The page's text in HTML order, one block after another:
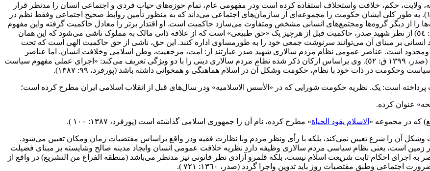
ولایت، حکم، خلافت واستخلاف استفاده کرده است ودر مفهومی عام، تمام حوزه‌های حیات فردی و اجتماعی انسان را مدنظر قرار
داده است وبه‌ صورت‌ مطلق وحقیقی از آن خدا‌ می‌داند (صدر، بی تا: ٩-١٠). به طور کلی ایشان حکومت را مجموعه‌ای از سازمان‌های اجتماعی می‌داند که به منظور تأمین روابط صحیح‌ اجتماعی‌ وفقط نظم در
را از دیگر گروه‌ها ومجتمع‌های انسانی مشخص ومتفاوت می‌سازد حاکمیت است. او اقتدار برتر‌ را‌ معادل حاکمیت گرفته واین مفهوم
را هم در مورد خدا وهم در مورد انسان به کار برده است. (صدر، ١٣٩٩ ق: ٥٤) از نظر شهید صدر، حاکمیت قبل از هرچیز یک‌ «حق‌ طبیعی» است‌ که از علاقه ذاتی مالک به مملوک ناشی می‌شود که این همان
بر مبنای آن‌ می‌توانند‌ سرنوشت جمعی خود را به طورمساوی اداره کنند. این حق، ناشی از حق حاکمیت الهی است که ‌‌تحت‌
ومحدود است. عناصر‌ عمومی‌ نظام‌ مردم سالاری شهید صدر عبارتند از: امت، مرجعیت، وطن اسلامی وخلافت انسان. اما عناصر
اساسی‌ ورکن نظام مردم سالاری صدر دو عنصر: امت ومرجعیت هستند (صدر، ١٣٩٩ ق: ٥٢‌). وی براساس ارکان ذکر‌ شده‌ نظام مردم سالاری دینی را با دو ویژگی تعریف می‌کند: «اجرای عملی مفهوم سیاست
در ذات خود‌ با نظام، حکومت وشکل آن در اسلام هماهنگی و همخوانی داشته باشد (پورفرد، ٩٩: ١٣٨٧).
است: یک‌. نظریه‌ حکومت شورایی که در «الأسس الاسلامیه» ودر سال‌های قبل از انقلاب اسلامی ایران مطرح کرده است؛
عنوان‌ کرده‌.
که در مجموعه « الاسلام یقود الحیاة» مطرح کرده، نام آن را جمهوری اسلامی گذاشته است (پورفرد، ١٣٨٧: ١٠٠‌ ).
آن را شرع تعیین نمی‌کند، بلکه با رأی ونظر مردم وبا نظارت فقیه ودر واقع‌ براساس‌ مقتضیات‌ زمان ومکان تعیین می‌شود‌.
است، یعنی ‌نظام سیاسی مردم سالاری وظیفه دارد نظریه خلافت‌ عمومی‌ انسان‌ وایجاد مدینه صالح وشایسته بر مبنای فضیلت
به اجرای احکام ثابت شریعت اسلام نیست، بلکه قلمرو‌ آزادی‌ نظر‌ قانونی نیز مدنظر می‌باشد (منطقه الفراغ من التشریع) در‌ واقع از
وطبق‌ مقتضیات‌ روز باید تدوین واجرا گردد (صدر، ١٣٦٠: ٧٢١ ).